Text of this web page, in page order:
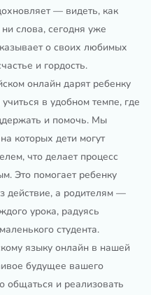
— видеть, как
слова, сегодня уже
о своих любимых
и гордость.
онлайн дарят ребенку
в удобном темпе, где
и помочь. Мы
которых дети могут
что делает процесс
Это помогает ребенку
действие, а родителям —
урока, радуясь
студента.
языку онлайн в нашей
будущее вашего
общаться и реализовать